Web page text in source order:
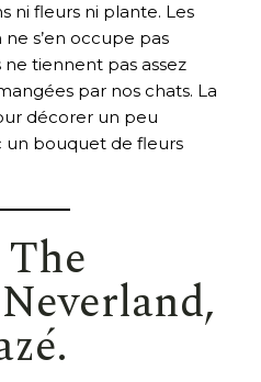
ni fleurs ni plante. Les
s’en occupe pas
ne tiennent pas assez
par nos chats. La
décorer un peu
un bouquet de fleurs
The
,